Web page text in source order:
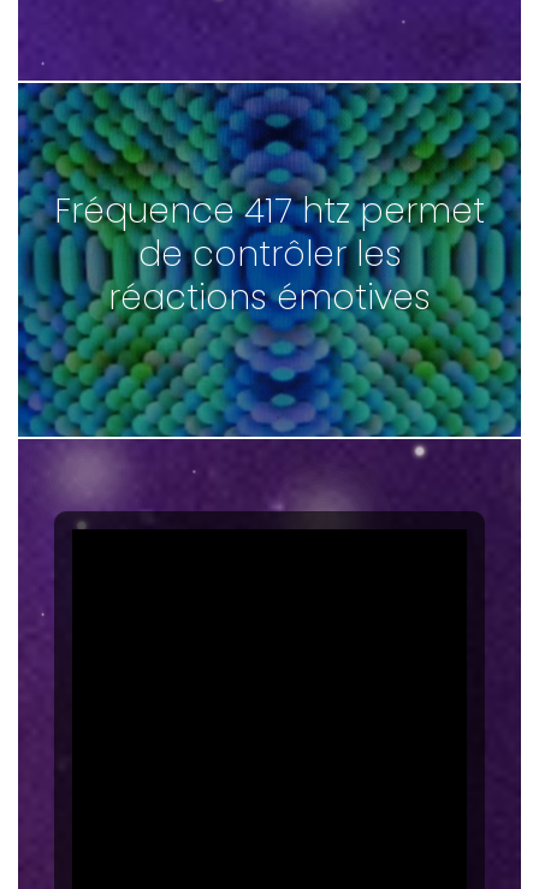
Fréquence 417 htz permet
de contrôler les
réactions émotives